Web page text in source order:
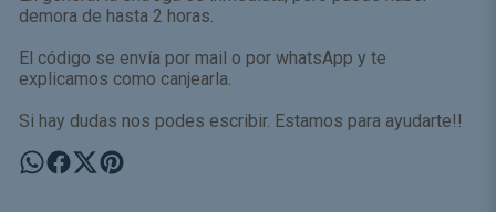
demora de hasta 2 horas.
El código se envía por mail o por whatsApp y te
explicamos como canjearla.
Si hay dudas nos podes escribir. Estamos para ayudarte!!